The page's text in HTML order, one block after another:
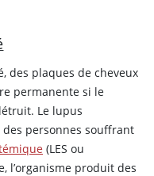
des plaques de cheveux
permanente si le
Le lupus
personnes souffrant
(LES ou
l’organisme produit des